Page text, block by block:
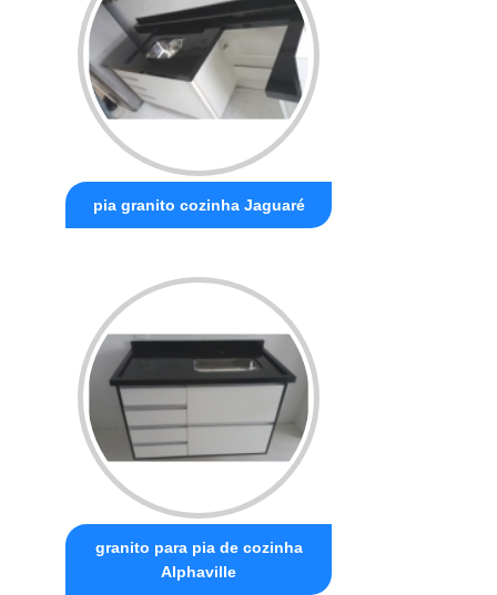
pia granito cozinha Jaguaré
granito para pia de cozinha
Alphaville